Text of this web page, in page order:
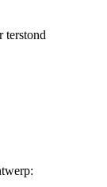
terstond